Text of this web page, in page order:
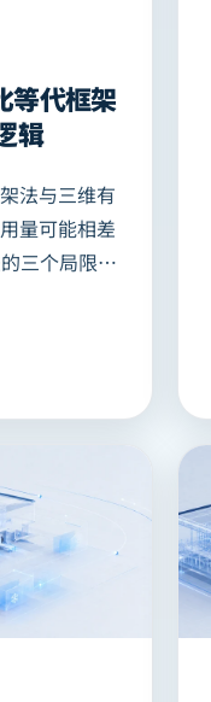
等代框架
辑
法与三维有
量可能相差
三个局限性
明"节省